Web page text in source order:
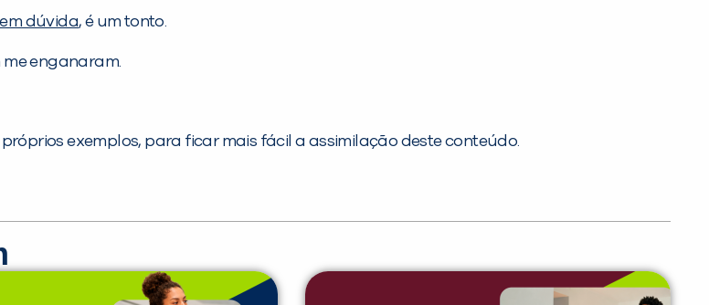
dúvida, é um tonto.
enganaram.
próprios exemplos, para ficar mais fácil a assimilação deste conteúdo.